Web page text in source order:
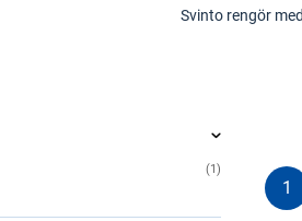
Svinto rengör
1
1